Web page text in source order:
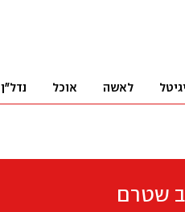
לאשה אוכל נדל"ן
שטרם